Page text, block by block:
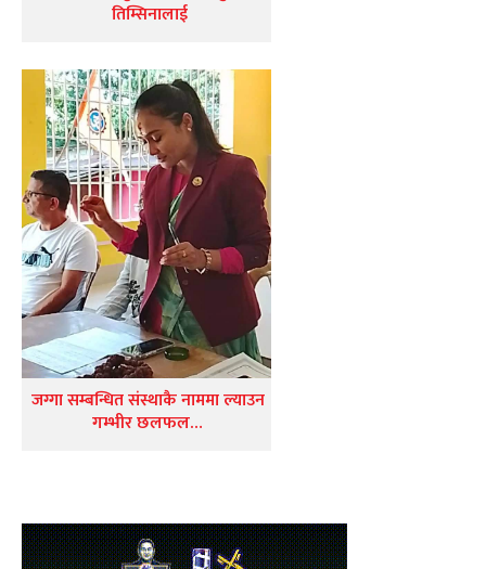
तिम्सिनालाई
जग्गा सम्बन्धित संस्थाकै नाममा ल्याउन
गम्भीर छलफल…